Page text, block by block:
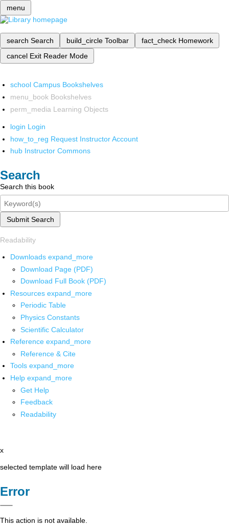
menu
search Search build_circle Toolbar fact_check Homework
cancel Exit Reader Mode
school Campus Bookshelves
menu_book Bookshelves
perm_media Learning Objects
login Login
how_to_reg Request Instructor Account
hub Instructor Commons
Search
Search this book
Submit Search
Readability
Downloads expand_more
Download Page (PDF)
Download Full Book (PDF)
Resources expand_more
Periodic Table
Physics Constants
Scientific Calculator
Reference expand_more
Reference & Cite
Tools expand_more
Help expand_more
Get Help
Feedback
Readability
x
selected template will load here
Error
This action is not available.